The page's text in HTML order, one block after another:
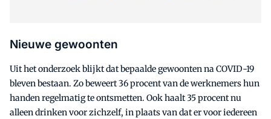
Nieuwe gewoonten
Uit het onderzoek blijkt dat bepaalde gewoonten na COVID-19
bleven bestaan. Zo beweert 36 procent van de werknemers hun
handen regelmatig te ontsmetten. Ook haalt 35 procent nu
alleen drinken voor zichzelf, in plaats van dat er voor iedereen